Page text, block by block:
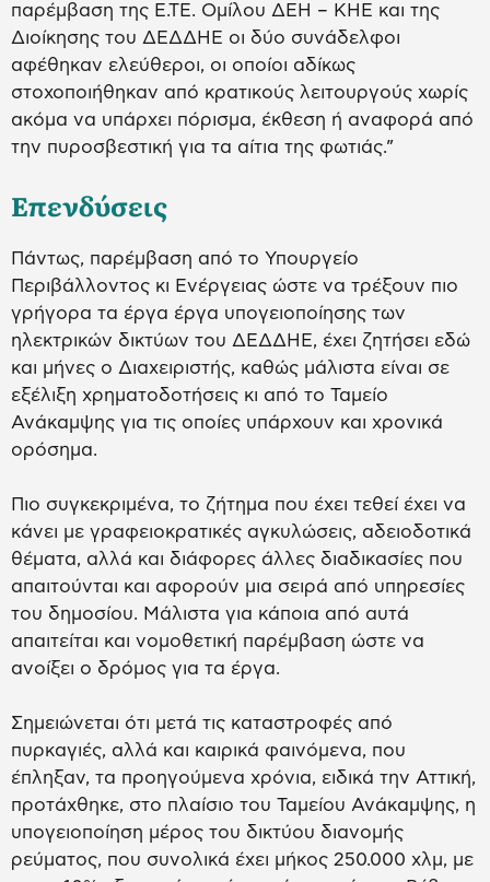
παρέμβαση της Ε.ΤΕ. Ομίλου ΔΕΗ – ΚΗΕ και της
Διοίκησης του ΔΕΔΔΗΕ οι δύο συνάδελφοι
αφέθηκαν ελεύθεροι, οι οποίοι αδίκως
στοχοποιήθηκαν από κρατικούς λειτουργούς χωρίς
ακόμα να υπάρχει πόρισμα, έκθεση ή αναφορά από
την πυροσβεστική για τα αίτια της φωτιάς.”
Επενδύσεις
Πάντως, παρέμβαση από το Υπουργείο
Περιβάλλοντος κι Ενέργειας ώστε να τρέξουν πιο
γρήγορα τα έργα έργα υπογειοποίησης των
ηλεκτρικών δικτύων του ΔΕΔΔΗΕ, έχει ζητήσει εδώ
και μήνες ο Διαχειριστής, καθώς μάλιστα είναι σε
εξέλιξη χρηματοδοτήσεις κι από το Ταμείο
Ανάκαμψης για τις οποίες υπάρχουν και χρονικά
ορόσημα.
Πιο συγκεκριμένα, το ζήτημα που έχει τεθεί έχει να
κάνει με γραφειοκρατικές αγκυλώσεις, αδειοδοτικά
θέματα, αλλά και διάφορες άλλες διαδικασίες που
απαιτούνται και αφορούν μια σειρά από υπηρεσίες
του δημοσίου. Μάλιστα για κάποια από αυτά
απαιτείται και νομοθετική παρέμβαση ώστε να
ανοίξει ο δρόμος για τα έργα.
Σημειώνεται ότι μετά τις καταστροφές από
πυρκαγιές, αλλά και καιρικά φαινόμενα, που
έπληξαν, τα προηγούμενα χρόνια, ειδικά την Αττική,
προτάχθηκε, στο πλαίσιο του Ταμείου Ανάκαμψης, η
υπογειοποίηση μέρος του δικτύου διανομής
ρεύματος, που συνολικά έχει μήκος 250.000 χλμ, με